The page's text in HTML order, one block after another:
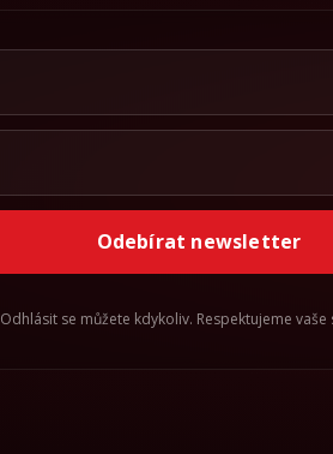
Odebírat newsletter
Odhlásit se můžete kdykoliv. Respektujeme vaše